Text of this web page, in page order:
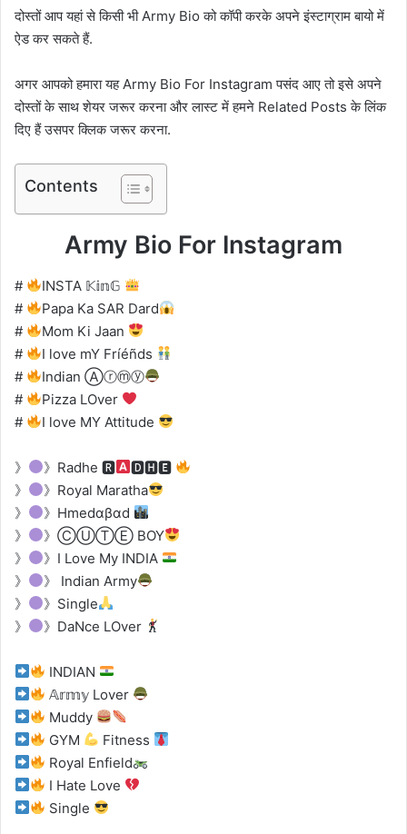
दोस्तों आप यहां से किसी भी Army Bio को कॉपी करके अपने इंस्टाग्राम बायो में
ऐड कर सकते हैं.
अगर आपको हमारा यह Army Bio For Instagram पसंद आए तो इसे अपने
दोस्तों के साथ शेयर जरूर करना और लास्ट में हमने Related Posts के लिंक
दिए हैं उसपर क्लिक जरूर करना.
Contents
Army Bio For Instagram
#
INSTA 𝕂𝕚𝕟𝔾
#
Papa Ka SAR Dard
#
Mom Ki Jaan
#
I love mY Fríéñds
#
Indian Ⓐⓡⓜⓨ
#
Pizza LOver
#
I love MY Attitude
》 》Radhe 🆁
🅳🅷🅴
》
》Royal Maratha
》
》Hmedαβαd
》
》ⒸⓊⓉⒺ BOY
》
》I Love My INDIA
》
》 Indian Army
》
》Single
》
》DaNce LOver
INDIAN
𝔸𝕣𝕞𝕪 Lover
Muddy
GYM
Fitness
Royal Enfield
I Hate Love
Single